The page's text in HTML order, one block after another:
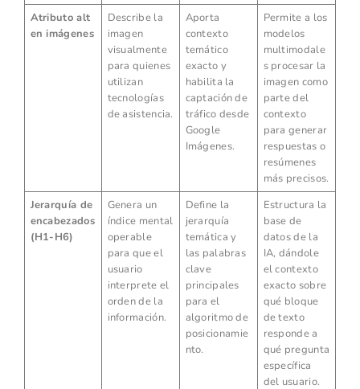
Atributo alt
en imágenes
Describe la
imagen
visualmente
para quienes
utilizan
tecnologías
de asistencia.
Aporta
contexto
temático
exacto y
habilita la
captación de
tráfico desde
Google
Imágenes.
Permite a los
modelos
multimodale
s procesar la
imagen como
parte del
contexto
para generar
respuestas o
resúmenes
más precisos.
Jerarquía de
encabezados
(H1-H6)
Genera un
índice mental
operable
para que el
usuario
interprete el
orden de la
información.
Define la
jerarquía
temática y
las palabras
clave
principales
para el
algoritmo de
posicionamie
nto.
Estructura la
base de
datos de la
IA, dándole
el contexto
exacto sobre
qué bloque
de texto
responde a
qué pregunta
específica
del usuario.